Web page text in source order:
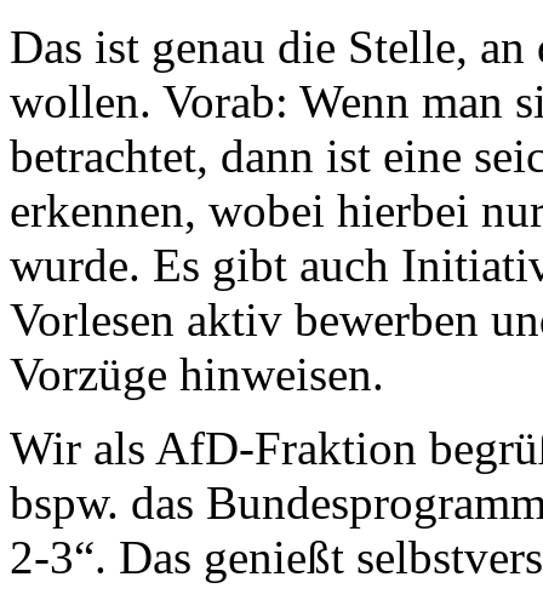
Das ist genau die Stelle,
wollen. Vorab: Wenn man
betrachtet, dann ist eine
erkennen, wobei hierbei
wurde. Es gibt auch
Vorlesen aktiv bewerben
Vorzüge hinweisen.
Wir als AfD-Fraktion
bspw. das
2-3“. Das genießt